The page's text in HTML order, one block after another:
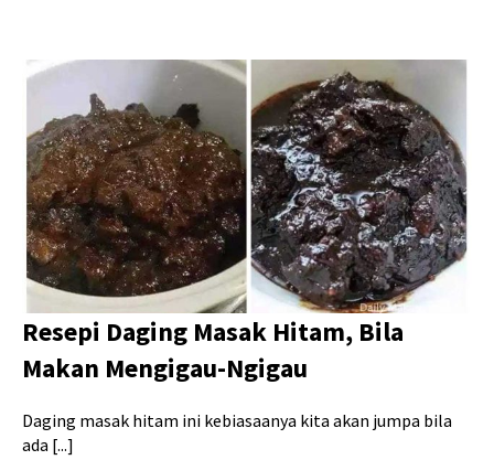
Resepi Daging Masak Hitam, Bila
Makan Mengigau-Ngigau
Daging masak hitam ini kebiasaanya kita akan jumpa bila
ada [...]